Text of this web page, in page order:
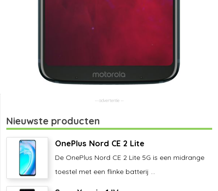
Nieuwste producten
OnePlus Nord CE 2 Lite
De OnePlus Nord CE 2 Lite 5G is een midrange
toestel met een flinke batterij ...